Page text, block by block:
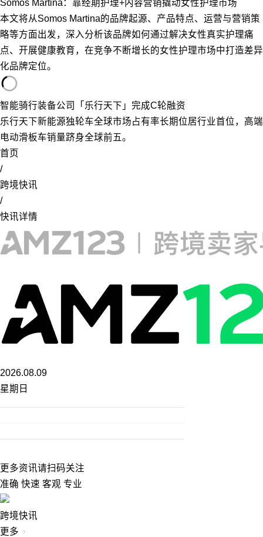
Somos Martina：靠经期护理+内容营销撬动女性护理市场
本文将从Somos Martina的品牌起源、产品特点、运营与营销策
略等方面出发，深入分析该品牌如何通过解决女性真实护理痛
点、开展健康教育，在竞争不断增长的女性护理市场中打造差异
化品牌定位。
智能骑行装备公司「乐行天下」完成C轮融资
乐行天下新能源独轮车全球市场占有率长期位居行业首位，高端
电动滑板车销量跻身全球前五。
首页
/
跨境快讯
/
快讯详情
2026.08.09
星期日
更多资讯请扫码关注
准确 快速 客观 专业
跨境快讯
更多